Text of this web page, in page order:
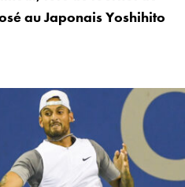
au Japonais Yoshihito